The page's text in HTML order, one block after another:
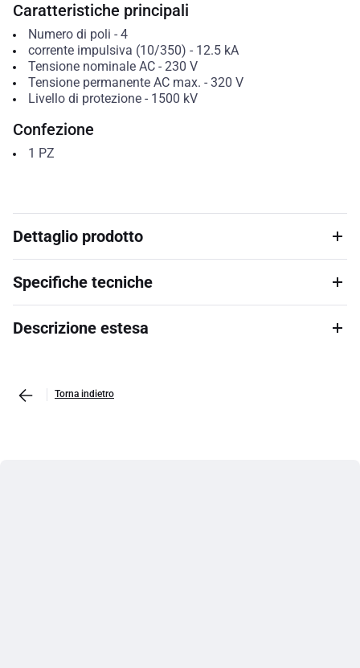
Caratteristiche principali
Numero di poli - 4
corrente impulsiva (10/350) - 12.5 kA
Tensione nominale AC- 230 V
Tensione permanente AC max. - 320 V
Livello di protezione- 1500 kV
Confezione
1 PZ
Dettaglio prodotto
Specifiche tecniche
Descrizione estesa
Torna indietro